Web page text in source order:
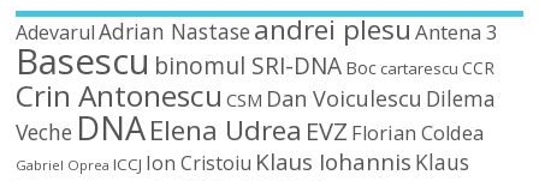
Adevarul Adrian Nastaseandrei plesuAntena 3
Basescu binomul SRI-DNA Boc cartarescu CCR
Crin Antonescu CSM Dan Voiculescu Dilema
Veche DNAElena Udrea EVZ Florian Coldea
Gabriel Oprea ICCJ Ion Cristoiu Klaus Iohannis Klaus